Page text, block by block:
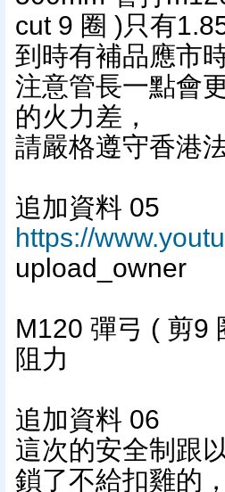
cut 9 圈 )只有
到時有補品應市
注意管長一點會
的火力差，
請嚴格遵守香港
追加資料 05
https://
upload_owner
M120 彈弓 ( 剪9
阻力
追加資料 06
這次的安全制跟
鎖了不給扣雞的